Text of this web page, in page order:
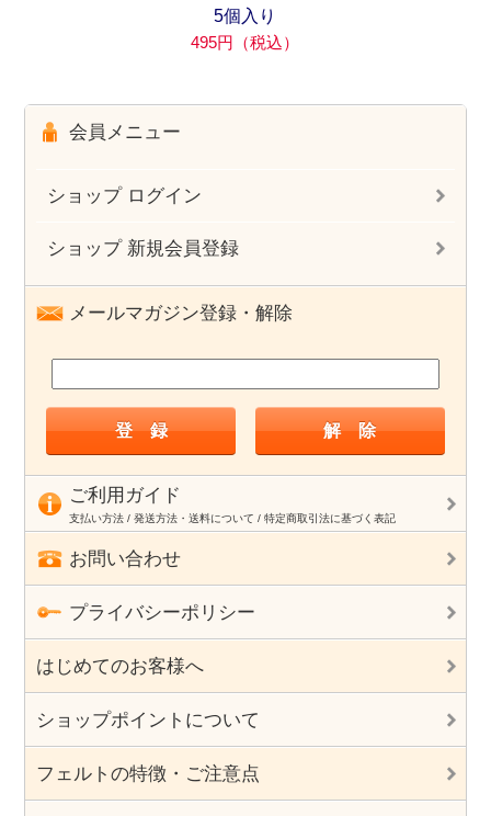
5個入り
495円（税込）
会員メニュー
ショップ ログイン
ショップ 新規会員登録
メールマガジン登録・解除
ご利用ガイド
支払い方法 / 発送方法・送料について / 特定商取引法に基づく表記
お問い合わせ
プライバシーポリシー
はじめてのお客様へ
ショップポイントについて
フェルトの特徴・ご注意点